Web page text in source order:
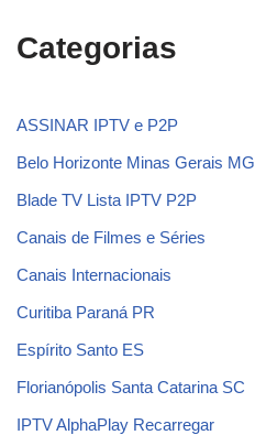
Categorias
ASSINAR IPTV e P2P
Belo Horizonte Minas Gerais MG
Blade TV Lista IPTV P2P
Canais de Filmes e Séries
Canais Internacionais
Curitiba Paraná PR
Espírito Santo ES
Florianópolis Santa Catarina SC
IPTV AlphaPlay Recarregar